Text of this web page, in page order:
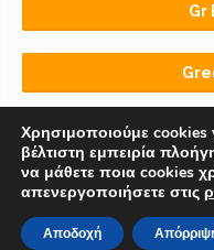
Gr
Αρχική
© 2018-2026 Copyright by
Χρησιμοποιούμε
βέλτιστη εμπειρία
να μάθετε ποια cookies
απενεργοποιήσετε στις
Αποδοχή